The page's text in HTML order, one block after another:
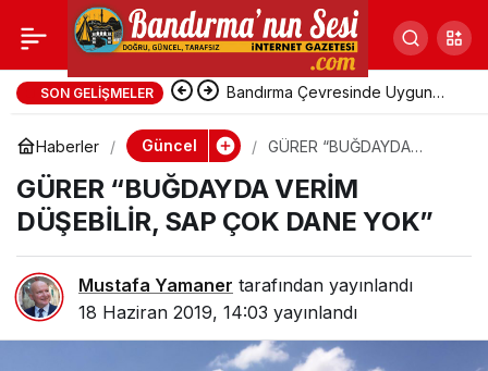
SON GELIŞMELER Avşa Adası’nda Uygun Fiyatlı
Pansiyonlara Yoğun Talep
Haberler Güncel
GÜRER “BUĞDAYDA
ÇOK DANE YOK”
GÜRER “BUĞDAYDA VERİM
DÜŞEBİLİR, SAP ÇOK DANE YOK”
Mustafa Yamaner tarafından yayınlandı
18 Haziran 2019, 14:03 yayınlandı
GÜRER “BUĞDAYDA
VERİM DÜŞEBİLİR,
SAP ÇOK DANE YOK”